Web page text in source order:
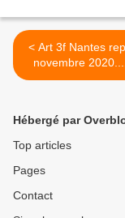
< Art 3f Nantes reporté en
novembre
l'atelier ouvert
Hébergé par
Top articles
Pages
Contact